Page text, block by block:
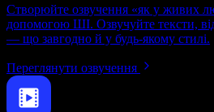
Створюйте озвучення «як у живих
допомогою ШІ. Озвучуйте тексти,
— що завгодно й у будь-якому стилі.
Переглянути озвучення